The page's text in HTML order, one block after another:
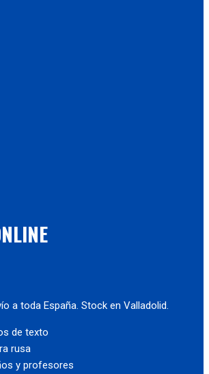
a toda España. Stock en Valladolid.
de texto
rusa
y profesores